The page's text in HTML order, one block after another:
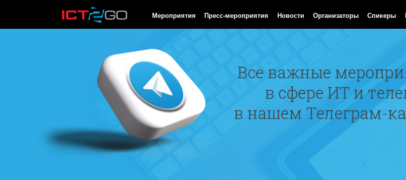
Мероприятия Пресс-мероприятия Новости Организаторы Спикеры